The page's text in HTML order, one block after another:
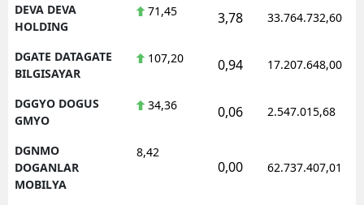
DEVA DEVA
HOLDING
71,45 3,78 33.764.732,60
DGATE DATAGATE
BILGISAYAR
107,20 0,94 17.207.648,00
DGGYO DOGUS
GMYO
34,36 0,06 2.547.015,68
DGNMO
DOGANLAR
MOBILYA
8,42
0,00 62.737.407,01